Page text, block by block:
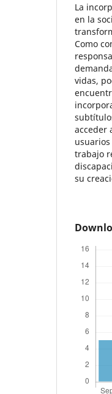
La
en la
Como
vidas,
acceder
trabajo
su